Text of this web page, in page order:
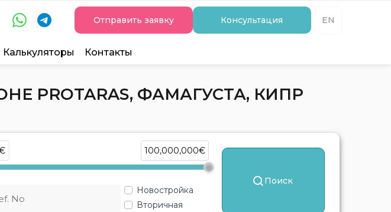
Отправить заявку Консультация EN
Калькуляторы Контакты
PROTARAS, ФАМАГУСТА, КИПР
100,000,000€
Новостройка
Вторичная
Поиск